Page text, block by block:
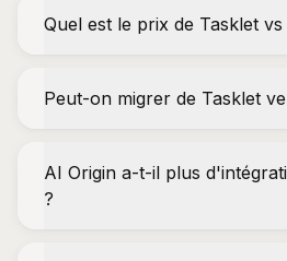
Quel est le prix de Tasklet
Peut-on migrer de Tasklet
AI Origin a-t-il plus
?